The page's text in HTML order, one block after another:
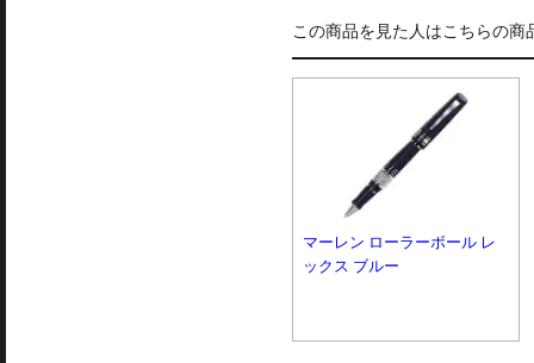
この商品を見た人はこちらの商
マーレン ローラーボール レ
ックス ブルー